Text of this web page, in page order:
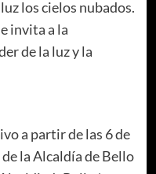
los cielos nubados.
invita a la
de la luz y la
a partir de las 6 de
la Alcaldía de Bello